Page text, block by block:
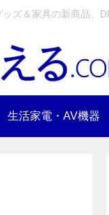
＆家具の新商品、
生活家電・AV機器